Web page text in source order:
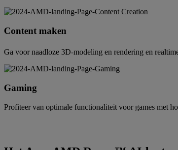
Content maken
Ga voor naadloze 3D-modeling en rendering en
Gaming
Profiteer van optimale functionaliteit voor games met